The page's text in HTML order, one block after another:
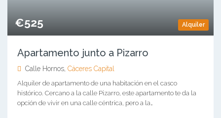
Alquiler
€525
Apartamento junto a Pizarro
Calle Hornos, Cáceres Capital
Alquiler de apartamento de una habitación en el casco
histórico. Cercano a la calle Pizarro, este apartamento te da la
opción de vivir en una calle céntrica, pero a la…